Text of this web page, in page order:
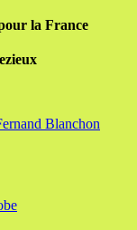
la France
Blanchon